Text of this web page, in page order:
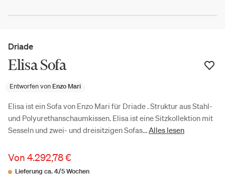
Driade
Elisa Sofa
Entworfen von Enzo Mari
Elisa ist ein Sofa von Enzo Mari für Driade . Struktur aus Stahl-
und Polyurethanschaumkissen. Elisa ist eine Sitzkollektion mit
Sesseln und zwei- und dreisitzigen Sofas...Alles lesen
Von 4.292,78 €
Lieferung ca. 4/5 Wochen